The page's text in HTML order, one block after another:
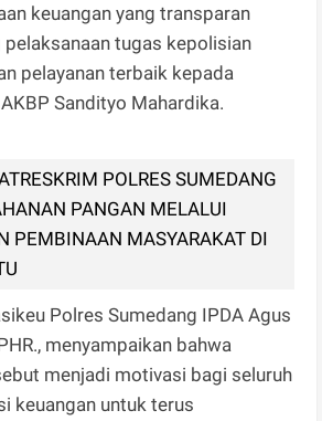
keuangan yang transparan
tugas kepolisian
pelayanan terbaik kepada
Sandityo Mahardika.
POLRES SUMEDANG
PANGAN MELALUI
PEMBINAAN MASYARAKAT DI
Polres Sumedang IPDA Agus
menyampaikan bahwa
menjadi motivasi bagi seluruh
keuangan untuk terus